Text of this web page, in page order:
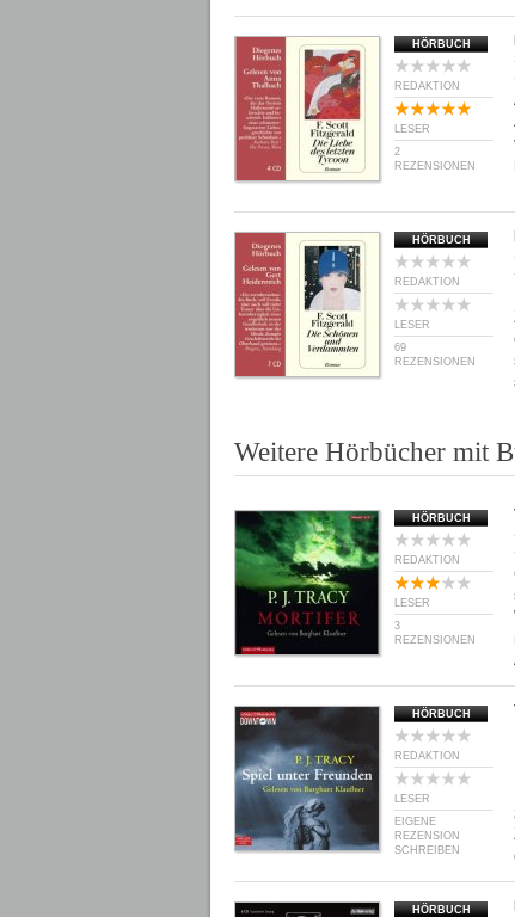
HÖRBUCH
REDAKTION
LESER
2
REZENSIONEN
HÖRBUCH
REDAKTION
LESER
69
REZENSIONEN
Weitere Hörbücher mit
HÖRBUCH
REDAKTION
LESER
3
REZENSIONEN
HÖRBUCH
REDAKTION
LESER
EIGENE
REZENSION
SCHREIBEN
HÖRBUCH